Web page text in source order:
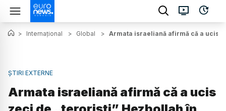
> Internațional > Global > Armata israeliană afirmă că a ucis
ȘTIRI EXTERNE
Armata israeliană afirmă că a ucis